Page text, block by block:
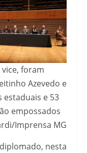
foram
Azevedo e
estaduais e 53
empossados
Imprensa MG
nesta